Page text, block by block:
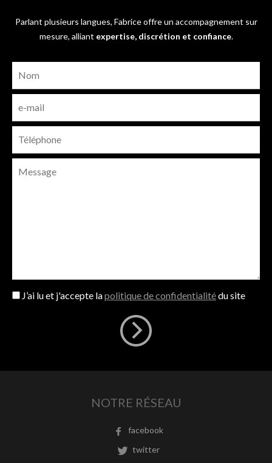
Parlant plusieurs langues, Fabrice offre un accompagnement sur
mesure, alliant expertise, discrétion et confiance.
J’ai lu et j'accepte lapolitique de confidentialitédu site
NOTRE RÉSEAU
facebook
twitter